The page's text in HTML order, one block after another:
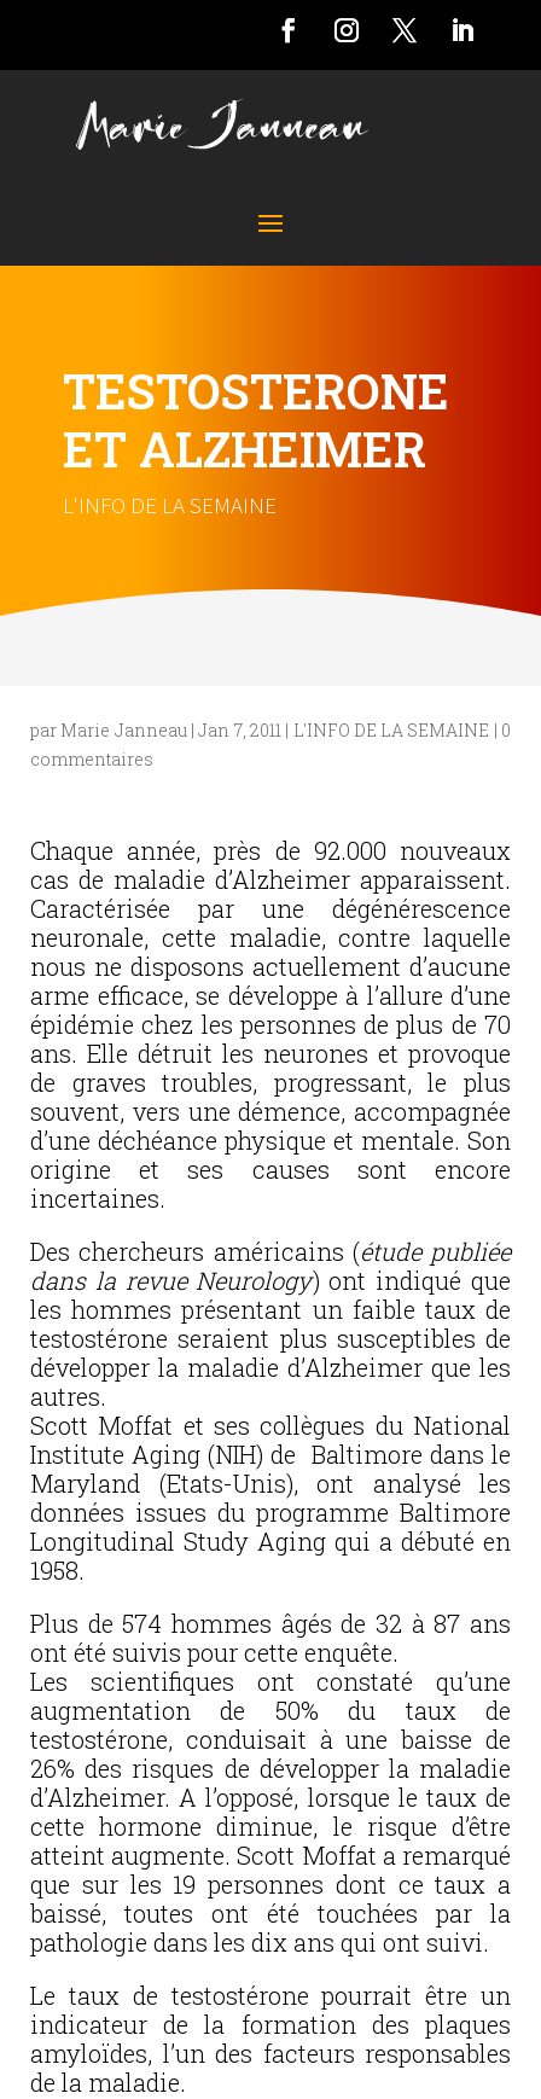
TESTOSTERONE
ET ALZHEIMER
L'INFO DE LA SEMAINE
par Marie Janneau|Jan 7, 2011| L'INFO DE LA SEMAINE | 0
commentaires
Chaque année, près de 92.000 nouveaux
cas de maladie d’Alzheimer apparaissent.
Caractérisée par une dégénérescence
neuronale, cette maladie, contre laquelle
nous ne disposons actuellement d’aucune
arme efficace, se développe à l’allure d’une
épidémie chez les personnes de plus de 70
ans. Elle détruit les neurones et provoque
de graves troubles, progressant, le plus
souvent, vers une démence, accompagnée
d’une déchéance physique et mentale. Son
origine et ses causes sont encore
incertaines.
Des chercheurs américains (étude publiée
dans la revue Neurology) ont indiqué que
les hommes présentant un faible taux de
testostérone seraient plus susceptibles de
développer la maladie d’Alzheimer que les
autres.
Scott Moffat et ses collègues du National
Institute Aging (NIH) de Baltimore dans le
Maryland (Etats-Unis), ont analysé les
données issues du programme Baltimore
Longitudinal Study Aging qui a débuté en
1958.
Plus de 574 hommes âgés de 32 à 87 ans
ont été suivis pour cette enquête.
Les scientifiques ont constaté qu’une
augmentation de 50% du taux de
testostérone, conduisait à une baisse de
26% des risques de développer la maladie
d’Alzheimer. A l’opposé, lorsque le taux de
cette hormone diminue, le risque d’être
atteint augmente. Scott Moffat a remarqué
que sur les 19 personnes dont ce taux a
baissé, toutes ont été touchées par la
pathologie dans les dix ans qui ont suivi.
Le taux de testostérone pourrait être un
indicateur de la formation des plaques
amyloïdes, l’un des facteurs responsables
de la maladie.